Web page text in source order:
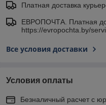
Платная доставка
ЕВРОПОЧТА. Платная
https://evropochta.by/
Все условия доставки
Условия оплаты
Безналичный расчет с